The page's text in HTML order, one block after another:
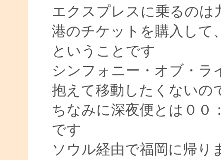
エクスプレスに乗るのは
港のチケットを購入して
ということです
シンフォニー・オブ・ラ
抱えて移動したくないの
ちなみに深夜便とは００
です
ソウル経由で福岡に帰り